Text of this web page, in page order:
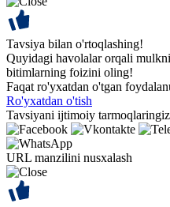
Tavsiya bilan o'rtoqlashing!
Quyidagi havolalar orqali
bitimlarning foizini oling!
Faqat ro'yxatdan o'tgan
Ro'yxatdan o'tish
Tavsiyani ijtimoiy
URL manzilini nusxalash